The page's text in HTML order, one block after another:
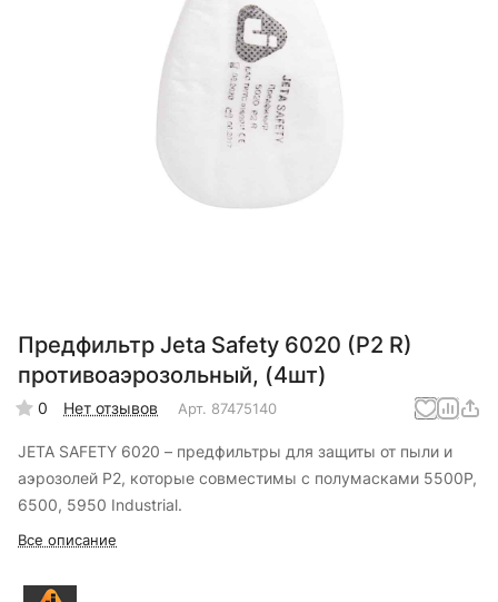
Предфильтр Jeta Safety 6020 (P2 R)
противоаэрозольный, (4шт)
0 Нет отзывов Арт. 87475140
JETA SAFETY 6020 – предфильтры для защиты от пыли и
аэрозолей P2, которые совместимы с полумасками 5500P,
6500, 5950 Industrial.
Все описание